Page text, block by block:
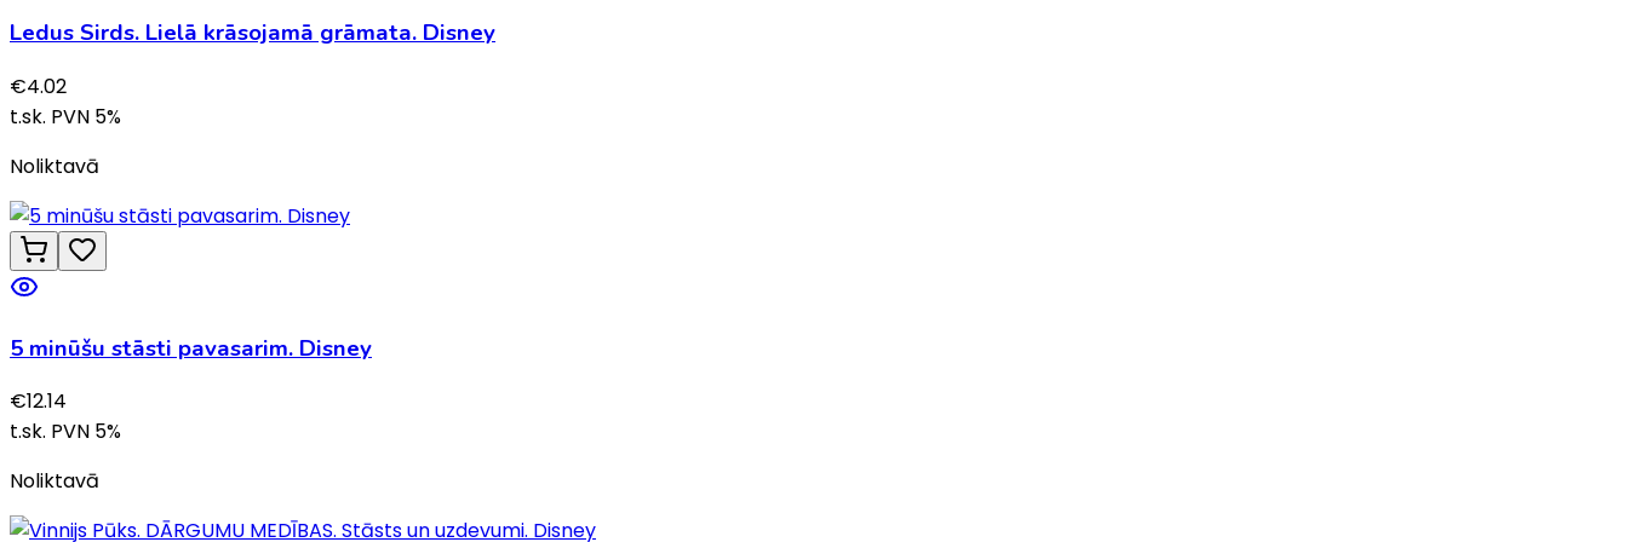
Ledus Sirds. Lielā krāsojamā grāmata. Disney
€4.02
t.sk. PVN 5%
Noliktavā
5 minūšu stāsti pavasarim. Disney
€12.14
t.sk. PVN 5%
Noliktavā